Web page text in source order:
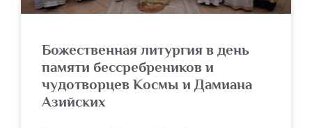
Божественная литургия в день
памяти бессребреников и
чудотворцев Космы и Дамиана
Азийских